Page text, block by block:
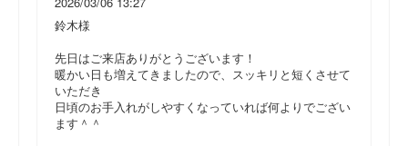
鈴木様
先日はご来店ありがとうございます！
暖かい日も増えてきましたので、スッキリと短くさせて
いただき
日頃のお手入れがしやすくなっていれば何よりでござい
ます＾＾